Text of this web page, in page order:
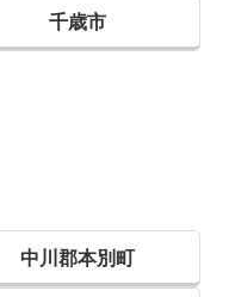
千歳市
中川郡本別町